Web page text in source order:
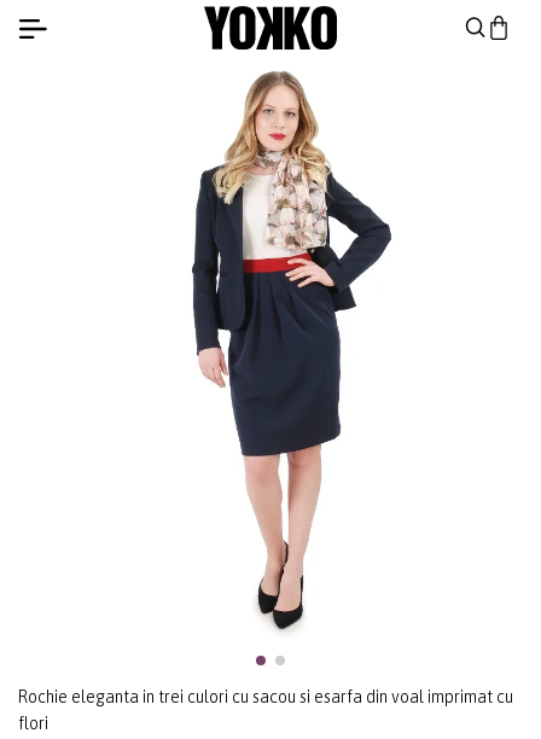
Rochie eleganta in trei culori cu sacou si esarfa din voal imprimat cu
flori